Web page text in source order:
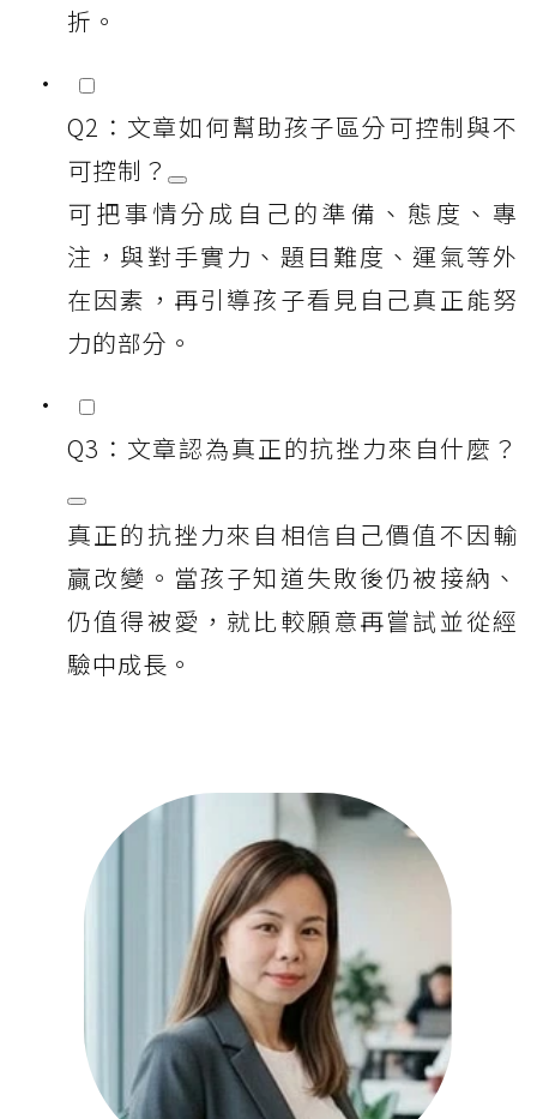
折。
Q2：文章如何幫助孩子區分可控制與不
可控制？
可把事情分成自己的準備、態度、專
注，與對手實力、題目難度、運氣等外
在因素，再引導孩子看見自己真正能努
力的部分。
Q3：文章認為真正的抗挫力來自什麼？
真正的抗挫力來自相信自己價值不因輸
贏改變。當孩子知道失敗後仍被接納、
仍值得被愛，就比較願意再嘗試並從經
驗中成長。